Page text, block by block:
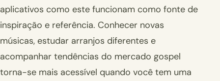
aplicativos como este funcionam como fonte de
inspiração e referência. Conhecer novas
músicas, estudar arranjos diferentes e
acompanhar tendências do mercado gospel
torna-se mais acessível quando você tem uma